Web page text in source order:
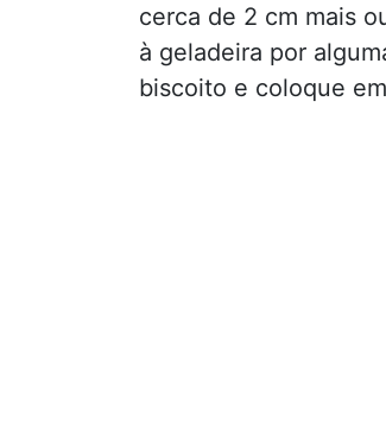
cerca de 2 cm mais
à geladeira por
biscoito e coloque